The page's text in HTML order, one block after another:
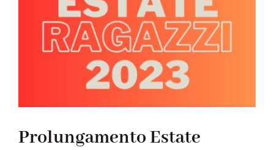
Prolungamento Estate